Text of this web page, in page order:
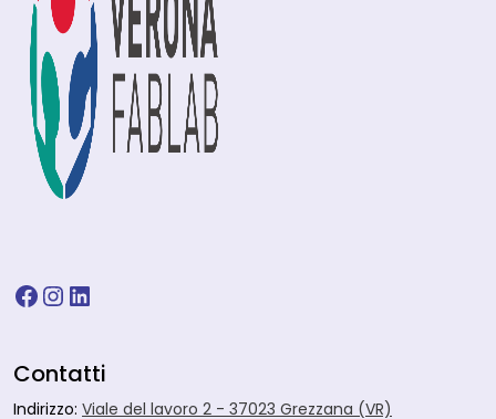
Facebook
Instagram
LinkedIn
Contatti
Indirizzo: Viale del lavoro 2 - 37023 Grezzana (VR)